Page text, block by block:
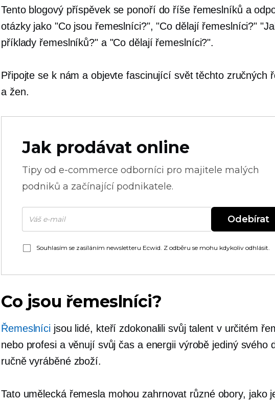
Tento blogový příspěvek se ponoří do říše řemeslníků a
otázky jako "Co jsou řemeslníci?", "Co dělají řemeslníci?"
příklady řemeslníků?" a "Co dělají řemeslníci?".
Připojte se k nám a objevte fascinující svět těchto zručných
a žen.
Jak prodávat online
Tipy od e-commerce odborníci pro majitele malých
podniků a začínající podnikatele.
Odebírat
Souhlasím se zasíláním newsletteru Ecwid. Z odběru se mohu kdykoliv odhlásit.
Co jsou řemeslníci?
Řemeslníci jsou lidé, kteří zdokonalili svůj talent v určitém
nebo profesi a věnují svůj čas a energii výrobě jediný svého
ručně vyráběné zboží.
Tato umělecká řemesla mohou zahrnovat různé obory, jako